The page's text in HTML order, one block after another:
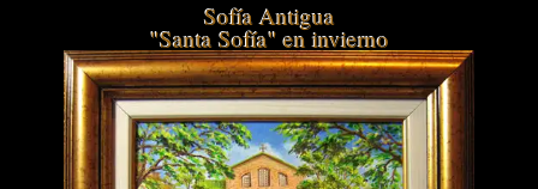
Sofía Antigua
"Santa Sofía" en invierno